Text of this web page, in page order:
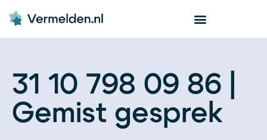
31 10 798 09 86 |
Gemist gesprek